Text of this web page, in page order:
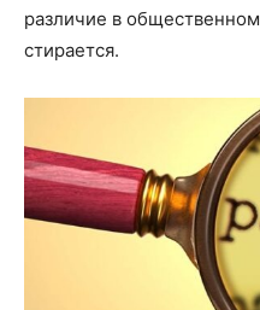
различие в
стирается.